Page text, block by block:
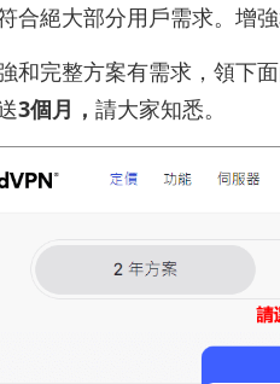
合絕大部分用戶需求。增
和完整方案有需求，領下
3個月， 請大家知悉。